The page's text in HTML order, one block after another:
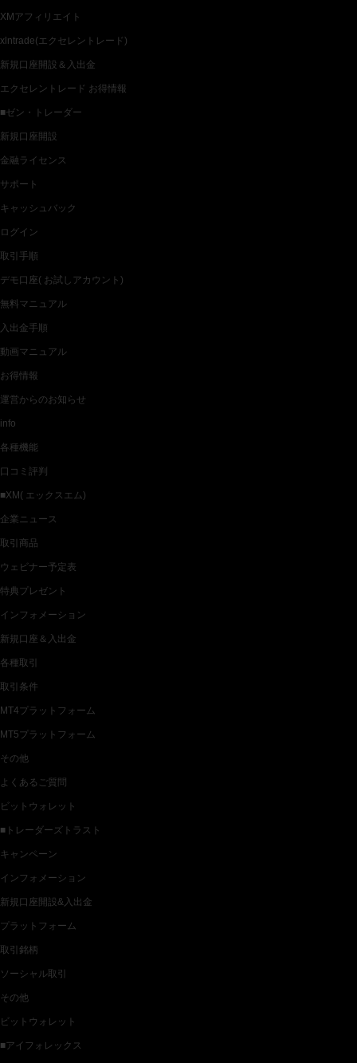
XMアフィリエイト
xlntrade(エクセレントレード)
新規口座開設＆入出金
エクセレントレード お得情報
■ゼン・トレーダー
新規口座開設
金融ライセンス
サポート
キャッシュバック
ログイン
取引手順
デモ口座( お試しアカウント)
無料マニュアル
入出金手順
動画マニュアル
お得情報
運営からのお知らせ
info
各種機能
口コミ評判
■XM( エックスエム)
企業ニュース
取引商品
ウェビナー予定表
特典プレゼント
インフォメーション
新規口座＆入出金
各種取引
取引条件
MT4プラットフォーム
MT5プラットフォーム
その他
よくあるご質問
ビットウォレット
■トレーダーズトラスト
キャンペーン
インフォメーション
新規口座開設&入出金
プラットフォーム
取引銘柄
ソーシャル取引
その他
ビットウォレット
■アイフォレックス